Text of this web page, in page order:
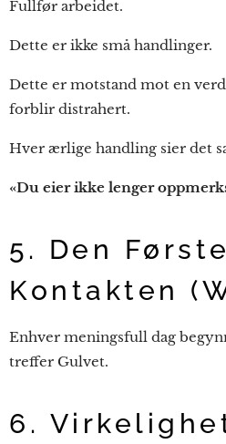
Fullfør arbeidet.
Dette er ikke små handlinger.
Dette er motstand mot en
forblir distrahert.
Hver ærlige handling sier det
«Du eier ikke lenger
5. Den Første
Kontakten
Enhver meningsfull dag
treffer Gulvet.
6.